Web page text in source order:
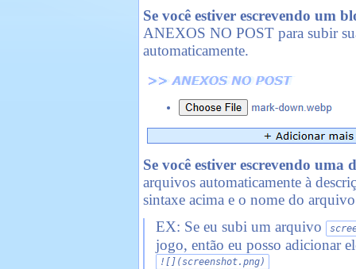
Se você estiver escrevendo um
ANEXOS NO POST para subir
automaticamente.
Se você estiver escrevendo uma
arquivos automaticamente à
sintaxe acima e o nome do
EX: Se eu subi um arquivo
jogo, então eu posso adicionar
![](screenshot.png)